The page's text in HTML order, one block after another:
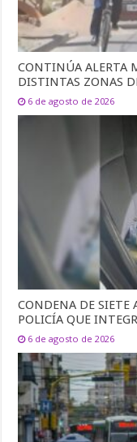
CONTINÚA ALERTA
DISTINTAS ZONAS
6 de agosto de 2026
CONDENA DE SIETE
POLICÍA QUE
6 de agosto de 2026